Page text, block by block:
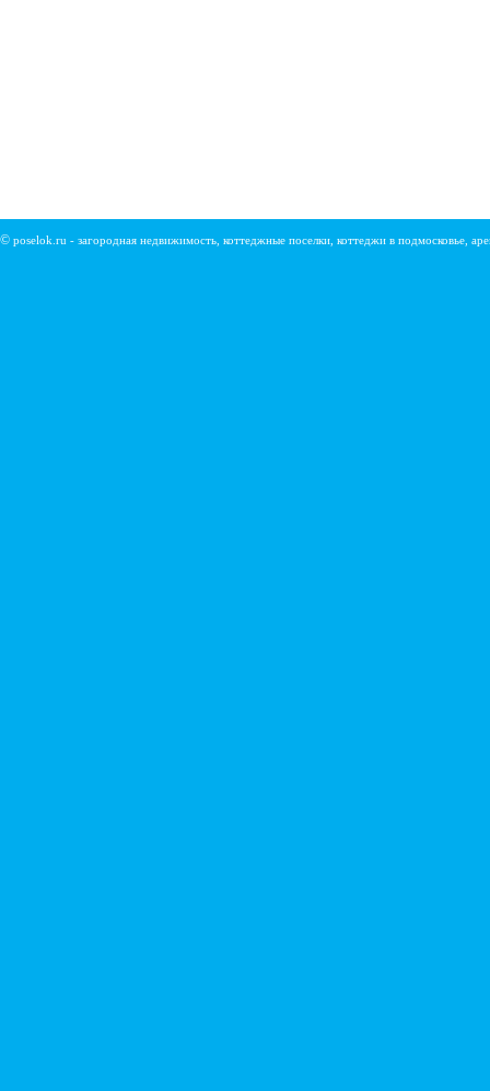
© poselok.ru - загородная недвижимость, коттеджные поселки, коттеджи в подмосковье,